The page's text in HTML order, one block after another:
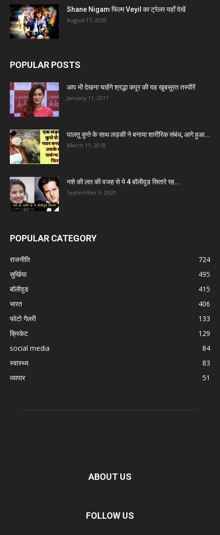
Shane Nigam फिल्म Veyil का ट्रेलर यहाँ देखें
August 17, 2020
POPULAR POSTS
आप भी देखना चाहेंगे श्रद्धा कपूर की यह खूबसूरत तस्वीरें
January 11, 2017
पालतू कुत्ते के साथ लड़की ने बनाया शारीरिक संबंध, आगे हुआ...
March 11, 2018
नशे की लत की वजह से ये 4 बॉलीवुड सितारे रह...
September 5, 2020
POPULAR CATEGORY
राजनीति
724
सुर्खिया
495
बॉलीवुड
415
भारत
406
फोटो गैलरी
133
क्रिकेट
129
social media
84
स्वास्थ्य
83
व्यापार
51
ABOUT US
FOLLOW US